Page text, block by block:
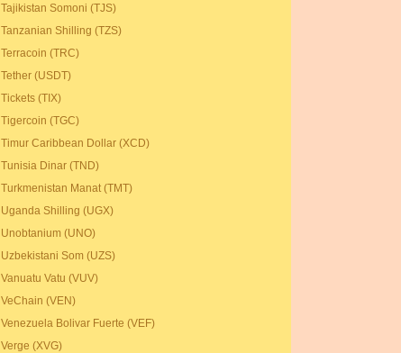
Tajikistan Somoni (TJS)
Tanzanian Shilling (TZS)
Terracoin (TRC)
Tether (USDT)
Tickets (TIX)
Tigercoin (TGC)
Timur Caribbean Dollar (XCD)
Tunisia Dinar (TND)
Turkmenistan Manat (TMT)
Uganda Shilling (UGX)
Unobtanium (UNO)
Uzbekistani Som (UZS)
Vanuatu Vatu (VUV)
VeChain (VEN)
Venezuela Bolivar Fuerte (VEF)
Verge (XVG)